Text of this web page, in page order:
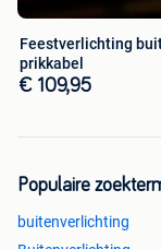
Feestverlichting
prikkabel
€ 109,95
Populaire
buitenverlichting